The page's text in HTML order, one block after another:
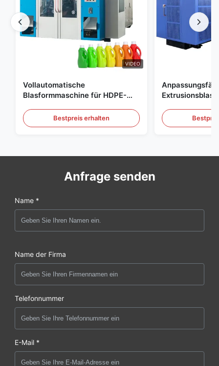
VIDEO
Vollautomatische
Blasformmaschine für HDPE-
PE-FlaschenBestpreis erhalten
Blasformgeräte
Anfrage senden
Name *
Name der Firma
Telefonnummer
E-Mail *